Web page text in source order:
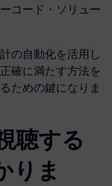
コード・ソリュー
の自動化を活用し
確に満たす方法を
ための鍵になりま
聴する
りま